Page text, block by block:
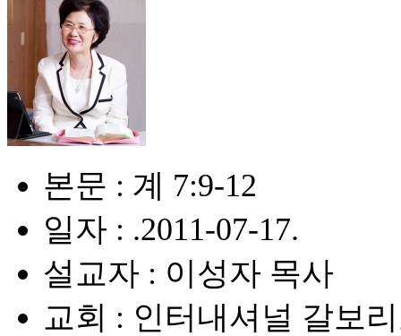
본문 : 계 7:9-12
일자 : .2011-07-17.
설교자 : 이성자 목사
교회 : 인터내셔널 갈보